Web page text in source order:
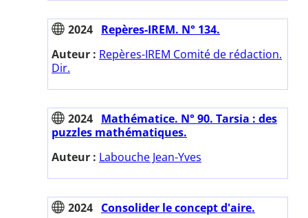
2024 Repères-IREM. N° 134.
Auteur : Repères-IREM Comité de rédaction.
Dir.
2024 Mathématice. N° 90. Tarsia : des
puzzles mathématiques.
Auteur : Labouche Jean-Yves
2024 Consolider le concept d'aire.